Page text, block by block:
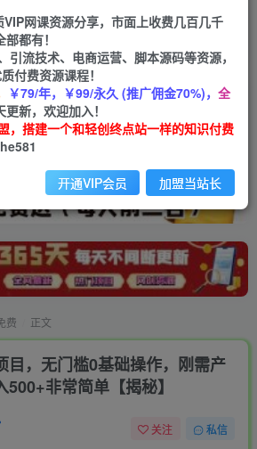
APP下载
Down
费 正文
目，无门槛0基础操作，刚需产
非常简单【揭秘】
关注 私信
网课资源分享，市面上收费几百几千
都有！
引流技术、电商运营、脚本源码等资源，
付费资源课程！
￥79/年，￥99/永久 (推广佣金70%)， 全
更新，欢迎加入！
，搭建一个和轻创终点站一样的知识付费
开通VIP会员 加盟当站长